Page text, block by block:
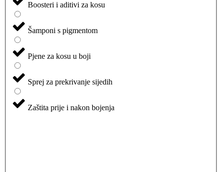
Boosteri i aditivi za kosu
Šamponi s pigmentom
Pjene za kosu u boji
Sprej za prekrivanje sijedih
Zaštita prije i nakon bojenja